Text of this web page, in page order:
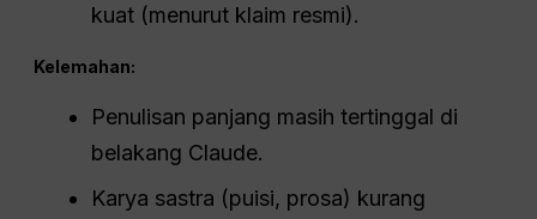
kuat (menurut klaim resmi).
Kelemahan:
Penulisan panjang masih tertinggal di
belakang Claude.
Karya sastra (puisi, prosa) kurang